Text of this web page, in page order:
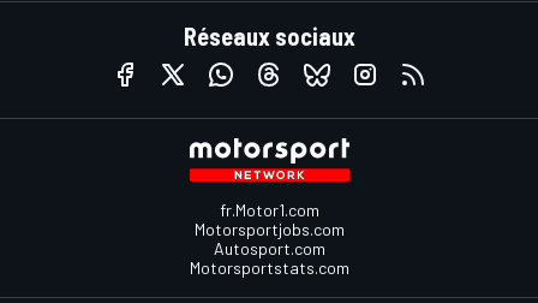
Réseaux sociaux
fr.Motor1.com
Motorsportjobs.com
Autosport.com
Motorsportstats.com